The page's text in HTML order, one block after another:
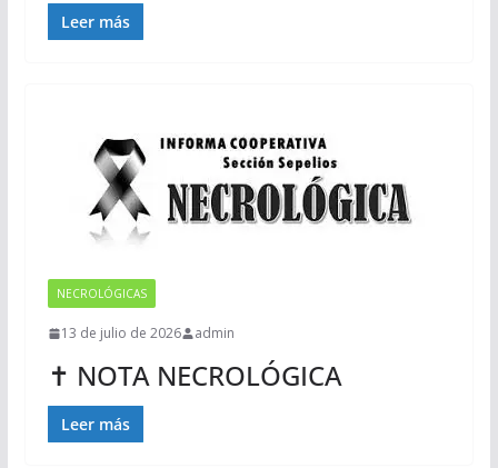
Leer más
NECROLÓGICAS
13 de julio de 2026 admin
✝ NOTA NECROLÓGICA
Leer más